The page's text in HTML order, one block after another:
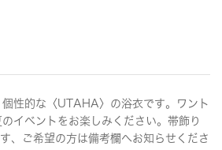
性的な〈UTAHA〉の浴衣です。ワント
イベントをお楽しみください。帯飾り
、ご希望の方は備考欄へお知らせくださ